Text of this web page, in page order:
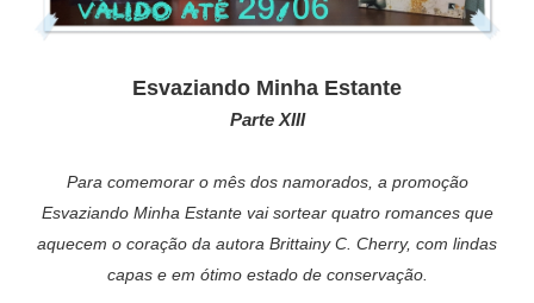
Esvaziando Minha Estante
Parte XIII
Para comemorar o mês dos namorados, a promoção
Esvaziando Minha Estante vai sortear quatro romances que
aquecem o coração da autora Brittainy C. Cherry, com lindas
capas e em ótimo estado de conservação.